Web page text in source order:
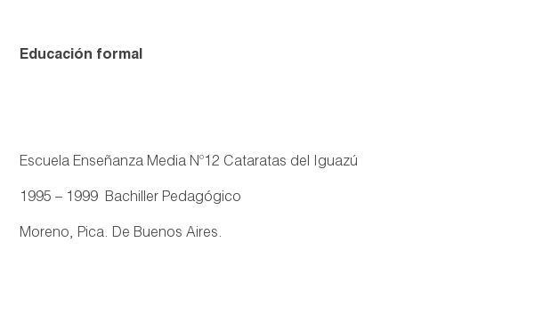
Educación formal
Escuela Enseñanza Media Nº12 Cataratas del Iguazú
1995 – 1999 Bachiller Pedagógico
Moreno, Pica. De Buenos Aires.